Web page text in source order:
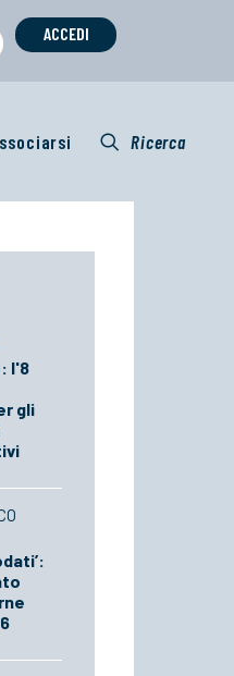
ACCEDI
Ricerca
l'8
gli